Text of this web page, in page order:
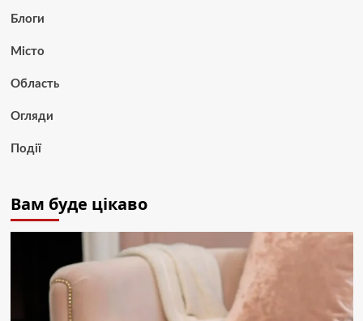
Блоги
Місто
Область
Огляди
Події
Вам буде цікаво